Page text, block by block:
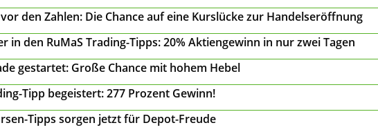
den Zahlen: Die Chance auf eine Kurslücke zur Handelseröffnung
in den RuMaS Trading-Tipps: 20% Aktiengewinn in nur zwei Tagen
gestartet: Große Chance mit hohem Hebel
Tipp begeistert: 277 Prozent Gewinn!
Tipps sorgen jetzt für Depot-Freude